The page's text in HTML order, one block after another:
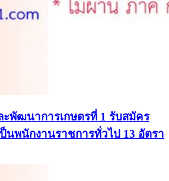
ะพัฒนาการเกษตรที่ 1 รับสมัคร
นพนักงานราชการทั่วไป 13 อัตรา